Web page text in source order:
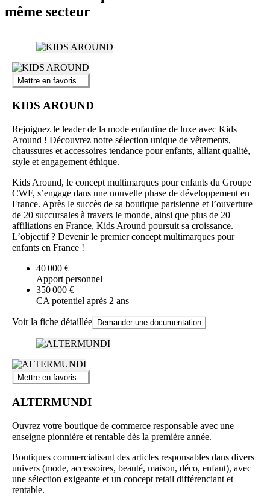
même secteur
Mettre en favoris
KIDS AROUND
Rejoignez le leader de la mode enfantine de luxe avec Kids
Around ! Découvrez notre sélection unique de vêtements,
chaussures et accessoires tendance pour enfants, alliant qualité,
style et engagement éthique.
Kids Around, le concept multimarques pour enfants du Groupe
CWF, s’engage dans une nouvelle phase de développement en
France. Après le succès de sa boutique parisienne et l’ouverture
de 20 succursales à travers le monde, ainsi que plus de 20
affiliations en France, Kids Around poursuit sa croissance.
L’objectif ? Devenir le premier concept multimarques pour
enfants en France !
40 000 €
Apport personnel
350 000 €
CA potentiel après 2 ans
Voir la fiche détaillée Demander une documentation
Mettre en favoris
ALTERMUNDI
Ouvrez votre boutique de commerce responsable avec une
enseigne pionnière et rentable dès la première année.
Boutiques commercialisant des articles responsables dans divers
univers (mode, accessoires, beauté, maison, déco, enfant), avec
une sélection exigeante et un concept retail différenciant et
rentable.